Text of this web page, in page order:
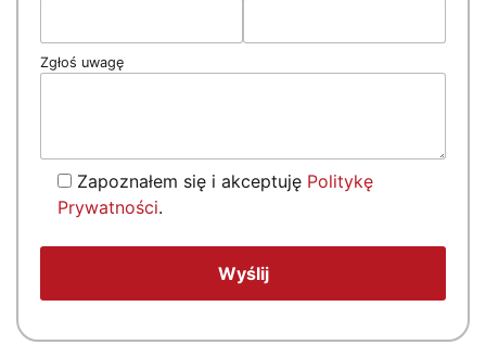
Zgłoś uwagę
Zapoznałem się i akceptuję Politykę
Prywatności.